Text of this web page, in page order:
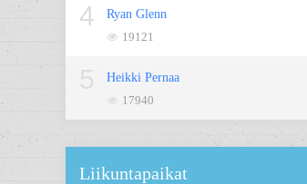
4
Ryan Glenn
19121
Heikki Pernaa
17940
Liikuntapaikat